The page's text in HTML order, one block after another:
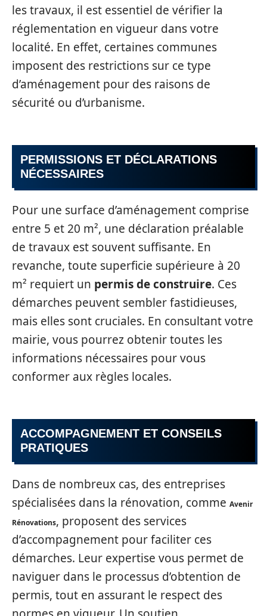
les travaux, il est essentiel de vérifier la
réglementation en vigueur dans votre
localité. En effet, certaines communes
imposent des restrictions sur ce type
d’aménagement pour des raisons de
sécurité ou d’urbanisme.
PERMISSIONS ET DÉCLARATIONS
NÉCESSAIRES
Pour une surface d’aménagement comprise
entre 5 et 20 m², une déclaration préalable
de travaux est souvent suffisante. En
revanche, toute superficie supérieure à 20
m² requiert un permis de construire. Ces
démarches peuvent sembler fastidieuses,
mais elles sont cruciales. En consultant votre
mairie, vous pourrez obtenir toutes les
informations nécessaires pour vous
conformer aux règles locales.
ACCOMPAGNEMENT ET CONSEILS
PRATIQUES
Dans de nombreux cas, des entreprises
spécialisées dans la rénovation, comme Avenir
Rénovations, proposent des services
d’accompagnement pour faciliter ces
démarches. Leur expertise vous permet de
naviguer dans le processus d’obtention de
permis, tout en assurant le respect des